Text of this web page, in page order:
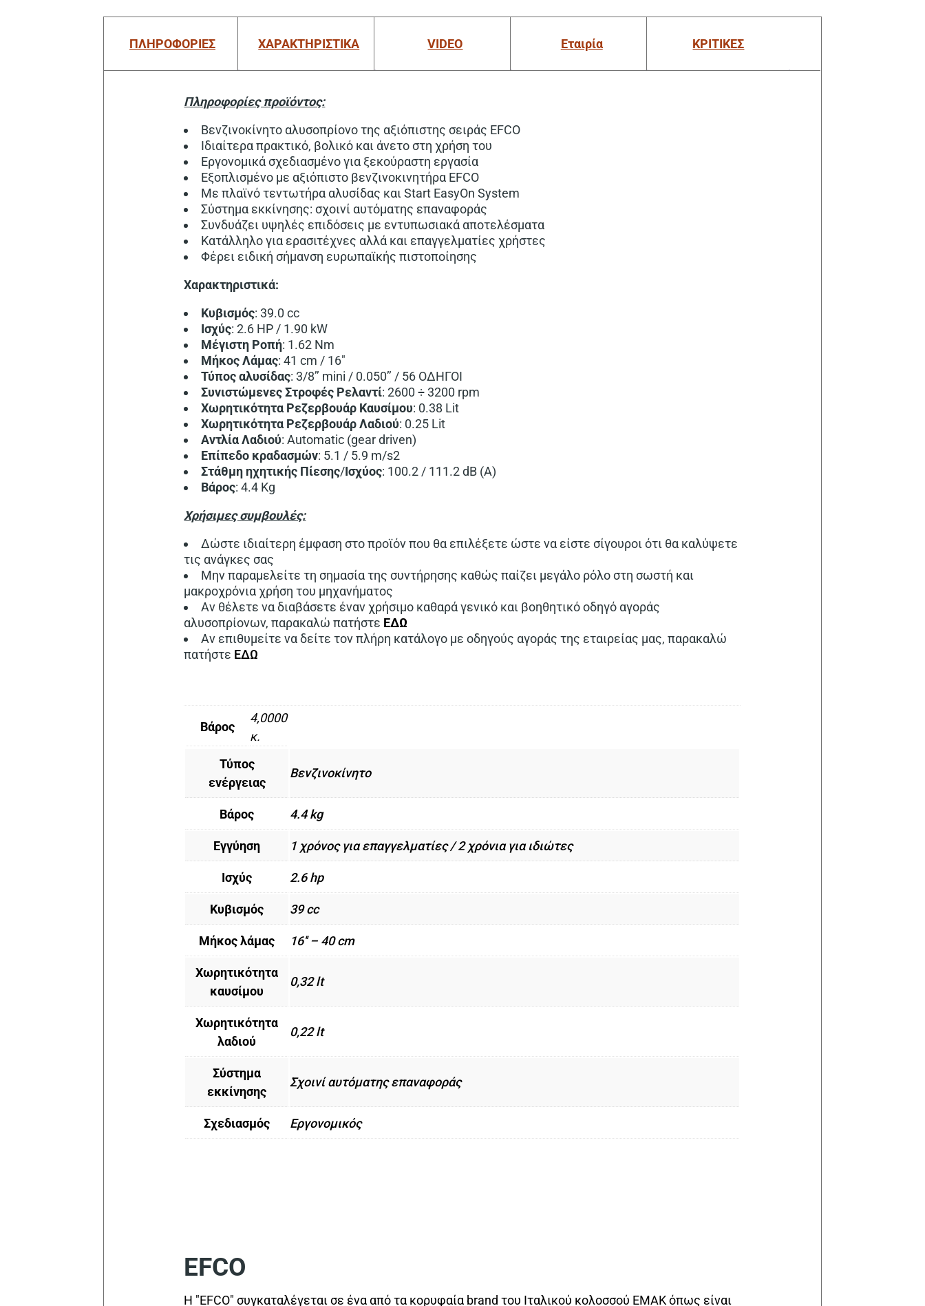
ΠΛΗΡΟΦΟΡΙΕΣ ΧΑΡΑΚΤΗΡΙΣΤΙΚΑ VIDEO Εταιρία ΚΡΙΤΙΚΕΣ
Πληροφορίες προϊόντος:
Βενζινοκίνητο αλυσοπρίονο της αξιόπιστης σειράς EFCO
Ιδιαίτερα πρακτικό, βολικό και άνετο στη χρήση του
Εργονομικά σχεδιασμένο για ξεκούραστη εργασία
Εξοπλισμένο με αξιόπιστο βενζινοκινητήρα EFCO
Με πλαϊνό τεντωτήρα αλυσίδας και Start EasyOn System
Σύστημα εκκίνησης: σχοινί αυτόματης επαναφοράς
Συνδυάζει υψηλές επιδόσεις με εντυπωσιακά αποτελέσματα
Κατάλληλο για ερασιτέχνες αλλά και επαγγελματίες χρήστες
Φέρει ειδική σήμανση ευρωπαϊκής πιστοποίησης
Χαρακτηριστικά:
Κυβισμός: 39.0 cc
Ισχύς: 2.6 HP / 1.90 kW
Μέγιστη Ροπή: 1.62 Nm
Μήκος Λάμας: 41 cm / 16″
Τύπος αλυσίδας: 3/8’’ mini / 0.050’’ / 56 ΟΔΗΓΟΙ
Συνιστώμενες Στροφές Ρελαντί: 2600 ÷ 3200 rpm
Χωρητικότητα Ρεζερβουάρ Καυσίμου: 0.38 Lit
Χωρητικότητα Ρεζερβουάρ Λαδιού: 0.25 Lit
Αντλία Λαδιού: Automatic (gear driven)
Επίπεδο κραδασμών: 5.1 / 5.9 m/s2
Στάθμη ηχητικής Πίεσης/Ισχύος: 100.2 / 111.2 dB (A)
Βάρος: 4.4 Kg
Χρήσιμες συμβουλές:
Δώστε ιδιαίτερη έμφαση στο προϊόν που θα επιλέξετε ώστε να είστε σίγουροι ότι θα καλύψετε
τις ανάγκες σας
Μην παραμελείτε τη σημασία της συντήρησης καθώς παίζει μεγάλο ρόλο στη σωστή και
μακροχρόνια χρήση του μηχανήματος
Αν θέλετε να διαβάσετε έναν χρήσιμο καθαρά γενικό και βοηθητικό οδηγό αγοράς
αλυσοπρίονων, παρακαλώ πατήστε ΕΔΩ
Αν επιθυμείτε να δείτε τον πλήρη κατάλογο με οδηγούς αγοράς της εταιρείας μας, παρακαλώ
πατήστε ΕΔΩ
Βάρος
4,0000
κ.
Τύπος
ενέργειας
Βενζινοκίνητο
Βάρος 4.4 kg
Εγγύηση 1 χρόνος για επαγγελματίες / 2 χρόνια για ιδιώτες
Ισχύς 2.6 hp
Κυβισμός 39 cc
Μήκος λάμας 16'' – 40 cm
Χωρητικότητα
καυσίμου
0,32 lt
Χωρητικότητα
λαδιού
0,22 lt
Σύστημα
εκκίνησης
Σχοινί αυτόματης επαναφοράς
Σχεδιασμός Εργονομικός
EFCO
Η "EFCO" συγκαταλέγεται σε ένα από τα κορυφαία brand του Ιταλικού κολοσσού EMAK όπως είναι